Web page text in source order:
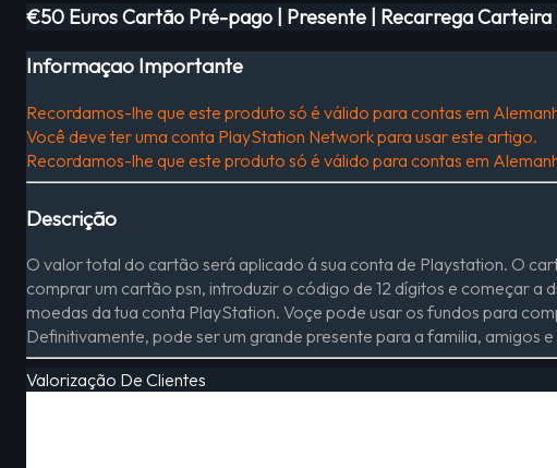
€50 Euros Cartão Pré-pago | Presente | Recarrega
Informaçao Importante
Recordamos-lhe que este produto só é válido para contas em
Você deve ter uma conta PlayStation Network para usar este artigo.
Recordamos-lhe que este produto só é válido para contas em
Descrição
O valor total do cartão será aplicado á sua conta de Playstation. O
comprar um cartão psn, introduzir o código de 12 dígitos e começar
moedas da tua conta PlayStation. Voçe pode usar os fundos para
Definitivamente, pode ser um grande presente para a familia, amigos
Valorização De Clientes